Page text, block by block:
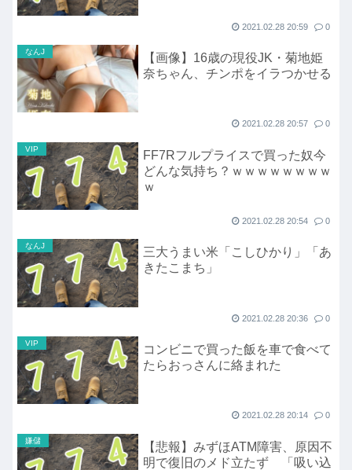
2021.02.28 20:59 0
なんJ
【画像】16歳の現役JK・菊地姫
奈ちゃん、チンポをイラつかせる
2021.02.28 20:57 0
VIP
FF7Rフルプライスで買った奴今
どんな気持ち？ｗｗｗｗｗｗｗｗ
ｗ
2021.02.28 20:54 0
なんJ
三大うまい米「こしひかり」「あ
きたこまち」
2021.02.28 20:36 0
VIP
コンビニで買った飯を車で食べて
たらおっさんに絡まれた
2021.02.28 20:14 0
嫌儲
【悲報】みずほATM障害、原因不
明で復旧のメド立たず 「吸い込